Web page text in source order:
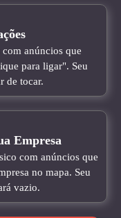
com anúncios que
para ligar". Seu
de tocar.
Empresa
com anúncios que
no mapa. Seu
vazio.